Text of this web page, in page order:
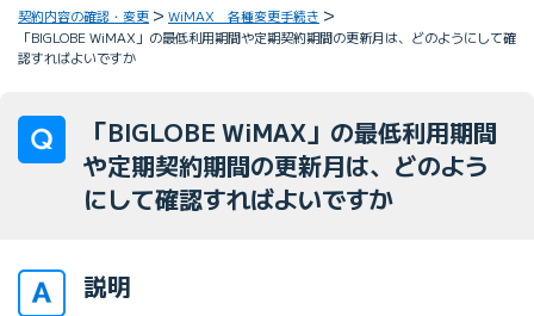
契約内容の確認・変更
WiMAX 各種変更手続き
「BIGLOBE WiMAX」の最低利用期間や定期契約期間の更新月は、どのようにして確
認すればよいですか
「BIGLOBE WiMAX」の最低利用期間
や定期契約期間の更新月は、どのよう
にして確認すればよいですか
説明